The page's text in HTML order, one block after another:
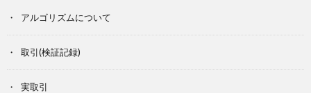
アルゴリズムについて
取引(検証記録)
実取引